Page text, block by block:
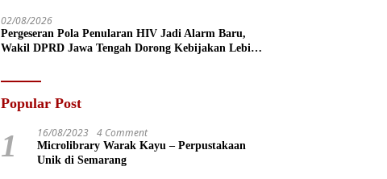
02/08/2026
Pergeseran Pola Penularan HIV Jadi Alarm Baru,
Wakil DPRD Jawa Tengah Dorong Kebijakan Lebih
Popular Post
1 16/08/2023 4 Comment
Microlibrary Warak Kayu – Perpustakaan
Unik di Semarang